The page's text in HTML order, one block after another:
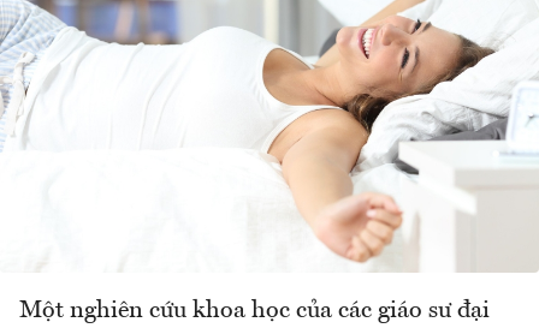
Một nghiên cứu khoa học của các giáo sư đại